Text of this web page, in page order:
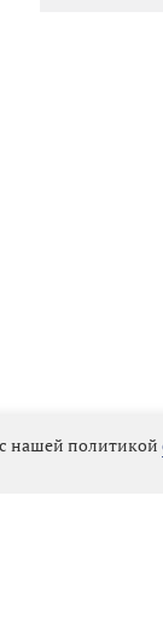
нашей политикой